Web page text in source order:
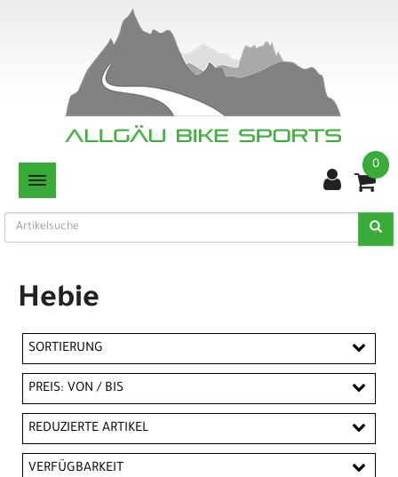
TOGGLE NAVIGATION
0
Hebie
SORTIERUNG
PREIS: VON / BIS
EUR
REDUZIERTE ARTIKEL
Reduzierte Artikel
VERFÜGBARKEIT